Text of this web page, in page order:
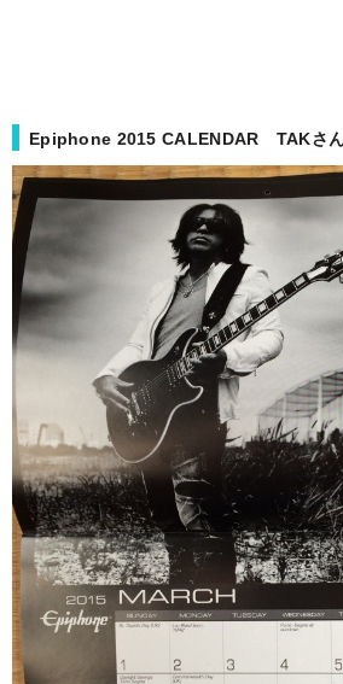
Epiphone 2015 CALENDAR TAKさん